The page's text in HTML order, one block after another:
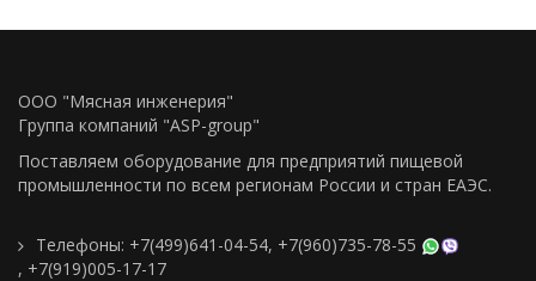
ООО "Мясная инженерия"
Группа компаний "ASP-group"
Поставляем оборудование для предприятий пищевой
промышленности по всем регионам Росcии и стран ЕАЭС.
Телефоны: +7(499)641-04-54, +7(960)735-78-55
, +7(919)005-17-17